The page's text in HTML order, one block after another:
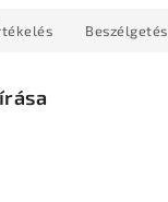
Beszélgetés